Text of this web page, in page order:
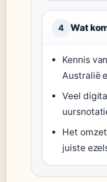
4 Wat
Kennis
Australië
Veel
Het
juiste